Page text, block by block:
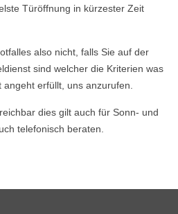
Türöffnung in kürzester Zeit
also nicht, falls Sie auf der
sind welcher die Kriterien was
erfüllt, uns anzurufen.
dies gilt auch für Sonn- und
telefonisch beraten.